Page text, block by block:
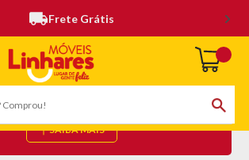
Frete Grátis
SOFÁS
SAIBA MAIS